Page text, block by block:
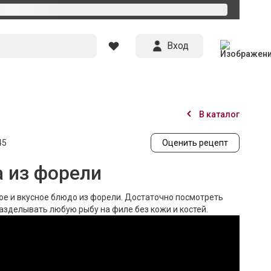
Вход
В каталог
Оценить рецепт
из форели
и вкусное блюдо из форели. Достаточно посмотреть
любую рыбу на филе без кожи и костей.